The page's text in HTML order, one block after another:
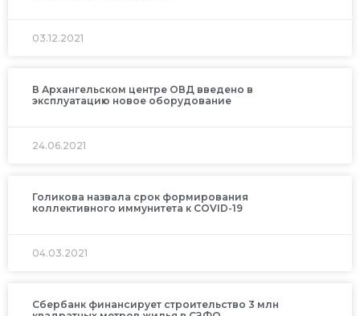
03.12.2021
В Архангельском центре ОВД введено в
эксплуатацию новое оборудование
24.06.2021
Голикова назвала срок формирования
коллективного иммунитета к COVID-19
04.03.2021
Сбербанк финансирует строительство 3 млн